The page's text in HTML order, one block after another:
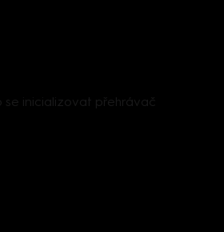
se inicializovat přehrávač